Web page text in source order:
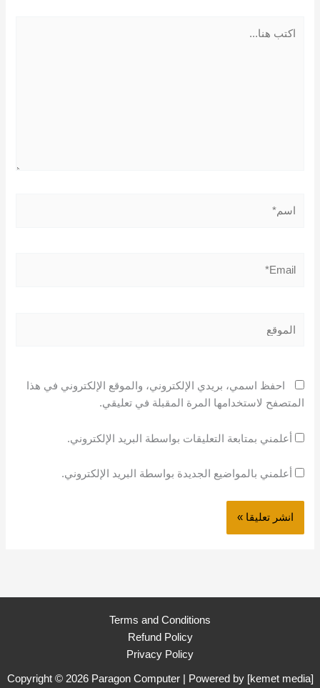
احفظ اسمي، بريدي الإلكتروني، والموقع الإلكتروني في هذا
المتصفح لاستخدامها المرة المقبلة في تعليقي.
أعلمني بمتابعة التعليقات بواسطة البريد الإلكتروني.
أعلمني بالمواضيع الجديدة بواسطة البريد الإلكتروني.
Terms and Conditions
Refund Policy
Privacy Policy
Copyright © 2026 Paragon Computer | Powered by [kemet media]